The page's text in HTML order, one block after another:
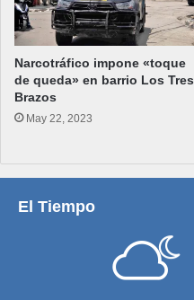
Narcotráfico impone «toque
de queda» en barrio Los Tres
Brazos
May 22, 2023
El Tiempo